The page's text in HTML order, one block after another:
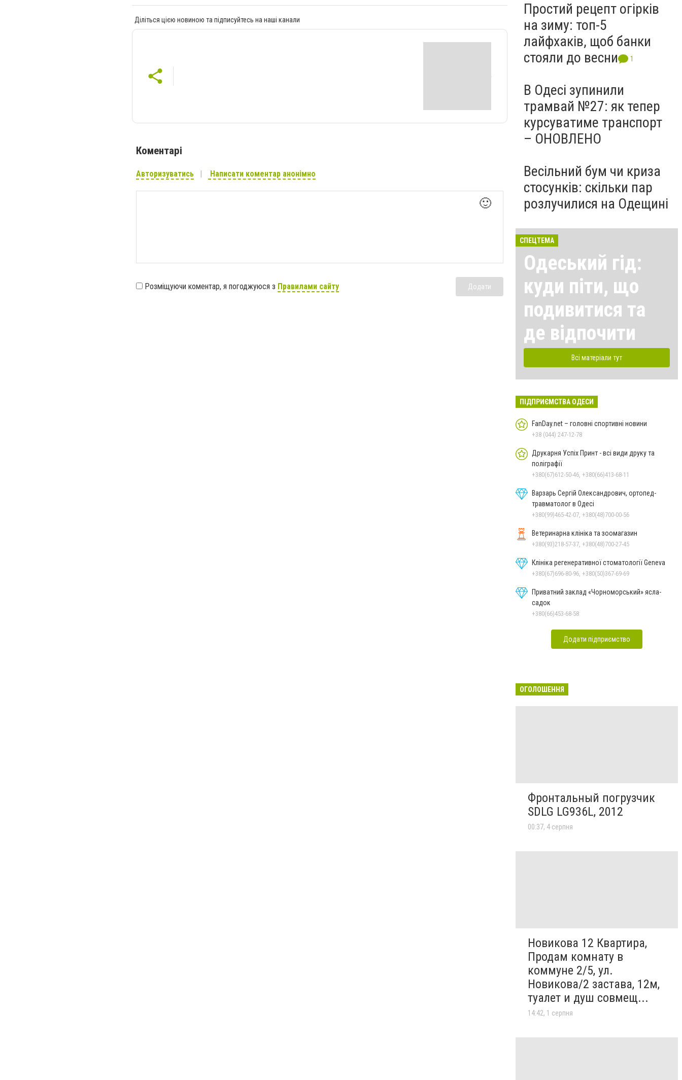
Діліться цією новиною та підписуйтесь на наші канали
Коментарі
Авторизуватись Написати коментар анонімно
🙂
Розміщуючи коментар, я погоджуюся з Правилами сайту Додати
Простий рецепт огірків
на зиму: топ-5
лайфхаків, щоб банки
стояли до весни
1
В Одесі зупинили
трамвай №27: як тепер
курсуватиме транспорт
– ОНОВЛЕНО
Весільний бум чи криза
стосунків: скільки пар
розлучилися на Одещині
СПЕЦТЕМА
Одеський гід:
куди піти, що
подивитися та
де відпочити
Всі матеріали тут
ПІДПРИЄМСТВА ОДЕСИ
FanDay.net – головні спортивні новини
+38 (044) 247-12-78
Друкарня Успіх Принт - всі види друку та
поліграфії
+380(67)612-50-46, +380(66)413-68-11
Варзарь Сергій Олександрович, ортопед-
травматолог в Одесі
+380(99)465-42-07, +380(48)700-00-56
Ветеринарна клініка та зоомагазин
+380(93)218-57-37, +380(48)700-27-45
Клініка регенеративної стоматології Geneva
+380(67)696-80-96, +380(50)367-69-69
Приватний заклад «Чорноморський» ясла-
садок
+380(66)453-68-58
Додати підприємство
ОГОЛОШЕННЯ
Фронтальный погрузчик
SDLG LG936L, 2012
00:37, 4 серпня
Новикова 12 Квартира,
Продам комнату в
коммуне 2/5, ул.
Новикова/2 застава, 12м,
туалет и душ совмещ...
14:42, 1 серпня